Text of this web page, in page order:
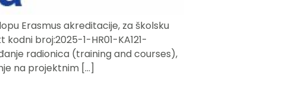
Erasmus akreditacije, za školsku
broj:2025-1-HR01-KA121-
radionica (training and courses),
na projektnim […]